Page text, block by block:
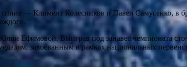
— Климент Колесников и Павел Самусенко, в
Ефимовой. Выиграв под занавес чемпионата
завоёванным в рамках национальных